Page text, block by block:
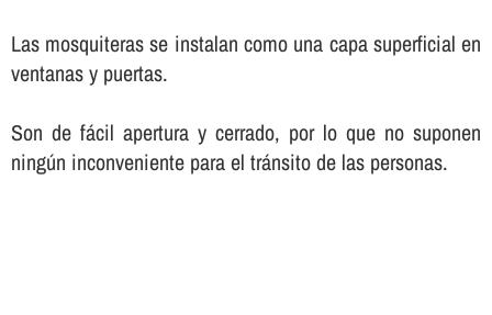
Las mosquiteras se instalan como una capa superficial en
ventanas y puertas.
Son de fácil apertura y cerrado, por lo que no suponen
ningún inconveniente para el tránsito de las personas.